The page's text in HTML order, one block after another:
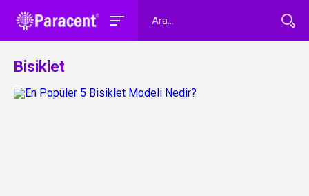
Bisiklet